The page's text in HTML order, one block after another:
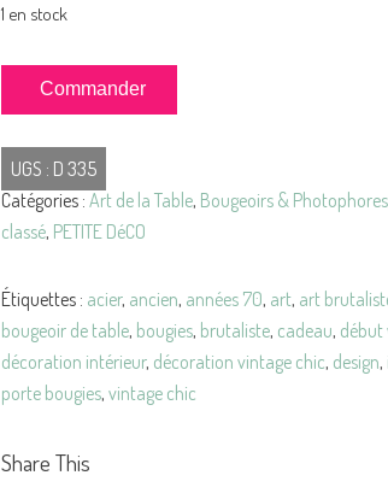
1 en stock
quantité
de
BOUGEOIR
de
Table
Acier
VINTAGE
Commander
UGS : D 335
Catégories : Art de la Table, Bougeoirs & Photophores
classé, PETITE DéCO
Étiquettes : acier, ancien, années 70, art, art
bougeoir de table, bougies, brutaliste, cadeau, début
décoration intérieur, décoration vintage chic, design,
porte bougies, vintage chic
Share This